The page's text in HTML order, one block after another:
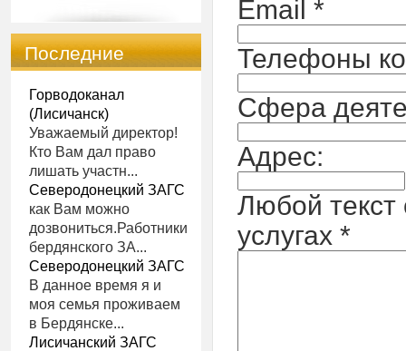
Последние
комментарии
Горводоканал
(Лисичанск)
Уважаемый директор!
Кто Вам дал право
лишать участн...
Северодонецкий ЗАГС
как Вам можно
дозвониться.Работники
бердянского ЗА...
Северодонецкий ЗАГС
В данное время я и
моя семья проживаем
в Бердянске...
Лисичанский ЗАГС
Email *
Телефоны
Сфера
Адрес:
Любой
услугах *